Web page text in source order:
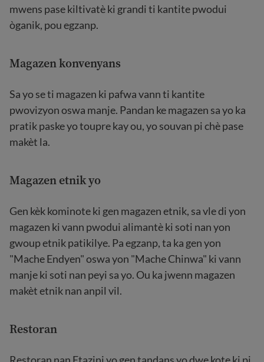
mwens pase kiltivatè ki grandi ti kantite pwodui
òganik, pou egzanp.
Magazen konvenyans
Sa yo se ti magazen ki pafwa vann ti kantite
pwovizyon oswa manje. Pandan ke magazen sa yo ka
pratik paske yo toupre kay ou, yo souvan pi chè pase
makèt la.
Magazen etnik yo
Gen kèk kominote ki gen magazen etnik, sa vle di yon
magazen ki vann pwodui alimantè ki soti nan yon
gwoup etnik patikilye. Pa egzanp, ta ka gen yon
"Mache Endyen" oswa yon "Mache Chinwa" ki vann
manje ki soti nan peyi sa yo. Ou ka jwenn magazen
makèt etnik nan anpil vil.
Restoran